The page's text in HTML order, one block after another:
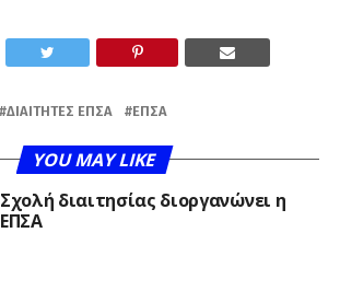
ΔΙΑΙΤΗΤΈΣ ΕΠΣΑ ΕΠΣΑ
YOU MAY LIKE
Σχολή διαιτησίας διοργανώνει η
ΕΠΣΑ